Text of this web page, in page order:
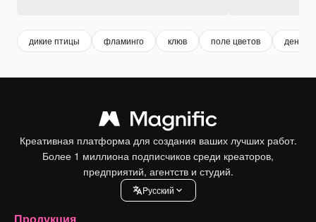
дикие птицы фламинго клюв поле цветов день
Креативная платформа для создания ваших лучших работ.
Более 1 миллиона подписчиков среди креаторов,
предприятий, агентств и студий.
Pусский
Продукция